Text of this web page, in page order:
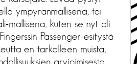
ympyränmallisena, tai
mallisena, kuten se nyt oli
Passenger-esitystä
en tarkalleen muista,
arvioimisesta